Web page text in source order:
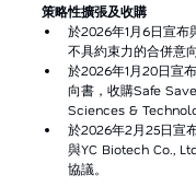
策略性擴張及收購
於2026年1月6日宣布
不具約束力的合併意向
於2026年1月20日宣
向書，收購Safe
Sciences &
於2026年2月25日宣
與YC Biotech Co.,
協議。